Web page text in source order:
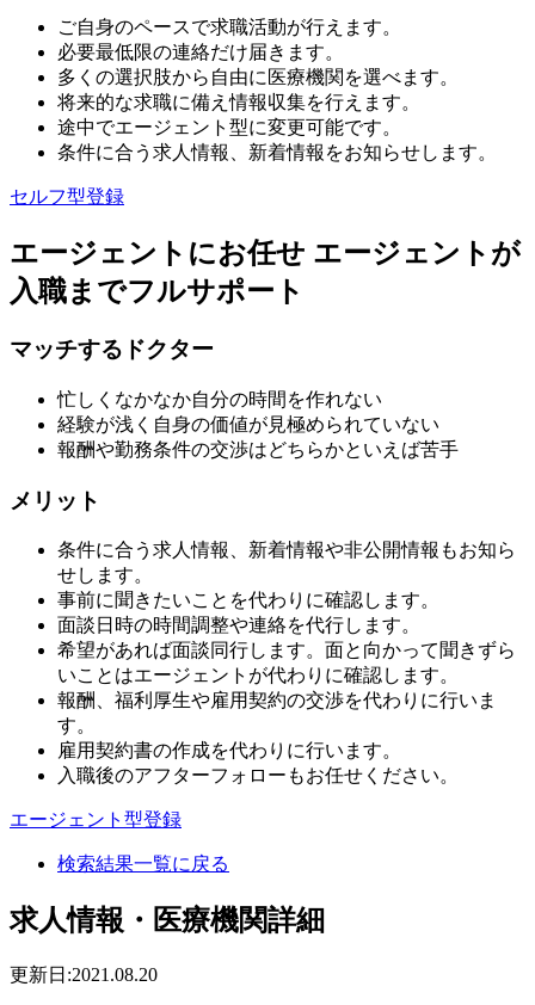
ご自身のペースで求職活動が行えます。
必要最低限の連絡だけ届きます。
多くの選択肢から自由に医療機関を選べます。
将来的な求職に備え情報収集を行えます。
途中でエージェント型に変更可能です。
条件に合う求人情報、新着情報をお知らせします。
セルフ型登録
エージェントにお任せ エージェントが
入職までフルサポート
マッチするドクター
忙しくなかなか自分の時間を作れない
経験が浅く自身の価値が見極められていない
報酬や勤務条件の交渉はどちらかといえば苦手
メリット
条件に合う求人情報、新着情報や非公開情報もお知ら
せします。
事前に聞きたいことを代わりに確認します。
面談日時の時間調整や連絡を代行します。
希望があれば面談同行します。面と向かって聞きずら
いことはエージェントが代わりに確認します。
報酬、福利厚生や雇用契約の交渉を代わりに行いま
す。
雇用契約書の作成を代わりに行います。
入職後のアフターフォローもお任せください。
エージェント型登録
検索結果一覧に戻る
求人情報・医療機関詳細
更新日:2021.08.20